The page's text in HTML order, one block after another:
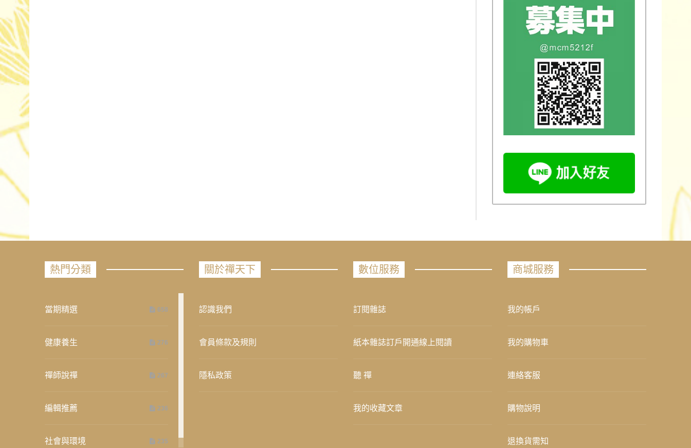
熱門分類
當期精選 658
健康養生 276
禪師說禪 267
編輯推薦 236
社會與環境 235
關於禪天下
認識我們
會員條款及規則
隱私政策
數位服務
訂閱雜誌
紙本雜誌訂戶開通線上閱讀
聽 禪
我的收藏文章
商城服務
我的帳戶
我的購物車
連絡客服
購物說明
退換貨需知